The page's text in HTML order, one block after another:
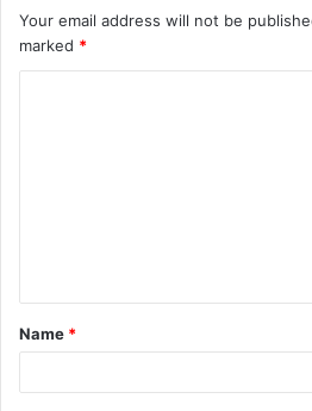
Your email address will not be
marked *
Name *